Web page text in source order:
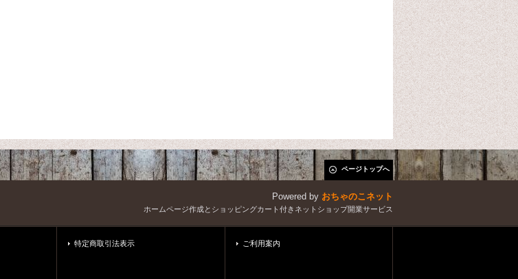
ページトップへ
Powered by おちゃのこネット
ホームページ作成とショッピングカート付きネットショップ開業サービス
特定商取引法表示 ご利用案内